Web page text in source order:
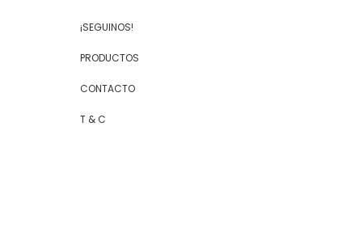
¡SEGUINOS!
PRODUCTOS
CONTACTO
T & C